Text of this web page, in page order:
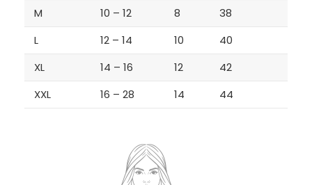
M
10 – 12 8
38
L
12 – 14 10
40
XL
14 – 16 12
42
XXL
16 – 28 14 44